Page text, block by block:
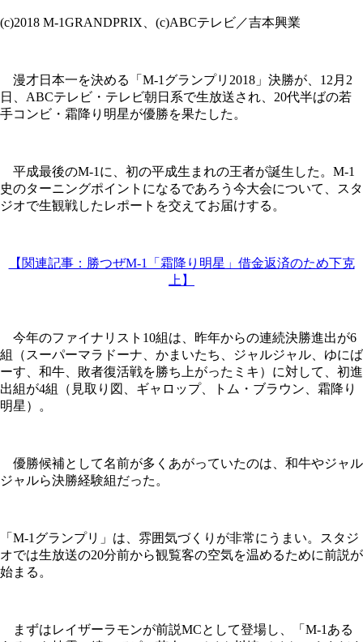
(c)2018 M-1GRANDPRIX、(c)ABCテレビ／吉本興業
漫才日本一を決める「M-1グランプリ2018」決勝が、12月2
日、ABCテレビ・テレビ朝日系で生放送され、20代半ばの若
手コンビ・霜降り明星が優勝を果たした。
平成最後のM-1に、初の平成生まれの王者が誕生した。M-1
史のターニングポイントになるであろう今大会について、スタ
ジオで生観戦したレポートを交えてお届けする。
【関連記事：勝つぜM-1「霜降り明星」借金返済のため下克
上】
今年のファイナリスト10組は、昨年からの連続決勝進出が6
組（スーパーマラドーナ、かまいたち、ジャルジャル、ゆにば
ーす、和牛、敗者復活戦を勝ち上がったミキ）に対して、初進
出組が4組（見取り図、ギャロップ、トム・ブラウン、霜降り
明星）。
優勝候補として名前が多くあがっていたのは、和牛やジャル
ジャルら決勝経験組だった。
「M-1グランプリ」は、雰囲気づくりが非常にうまい。スタジ
オでは生放送の20分前から観覧客の空気を温めるために前説が
始まる。
まずはレイザーラモンが前説MCとして登場し、「M-1ある